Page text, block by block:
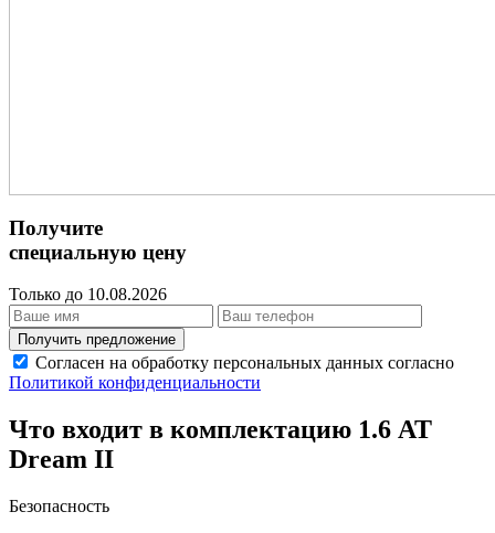
Получите
специальную цену
Только до 10.08.2026
Получить предложение
Согласен на обработку персональных данных согласно
Политикой конфиденциальности
Что входит в комплектацию 1.6 AT
Dream II
Безопасность